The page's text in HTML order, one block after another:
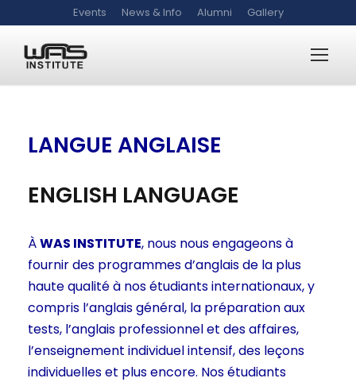
Events News & Info Alumni Gallery
LANGUE ANGLAISE
ENGLISH LANGUAGE
ÀWAS INSTITUTE, nous nous engageons à
fournir des programmes d’anglais de la plus
haute qualité à nos étudiants internationaux, y
compris l’anglais général, la préparation aux
tests, l’anglais professionnel et des affaires,
l’enseignement individuel intensif, des leçons
individuelles et plus encore. Nos étudiants